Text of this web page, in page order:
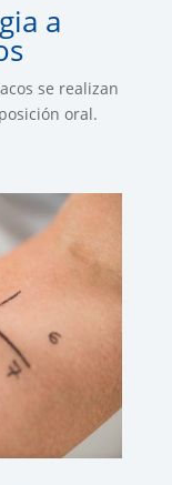
a
se realizan
oral.